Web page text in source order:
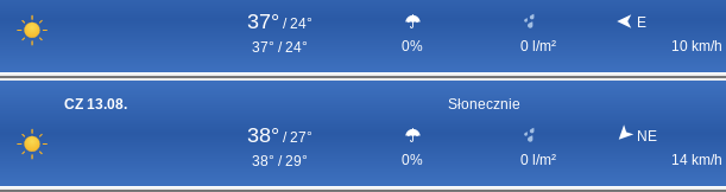
37° / 24°
37° / 24°
0% 0 l/m²
E
10 km/h
CZ 13.08. Słonecznie
38° / 27°
38° / 29°
0% 0 l/m²
NE
14 km/h